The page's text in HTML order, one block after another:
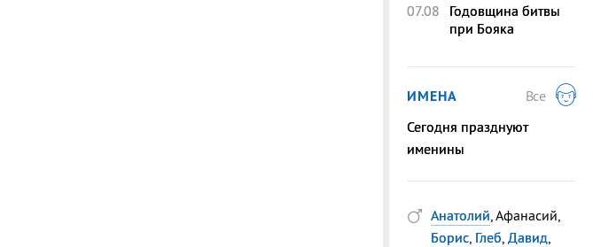
07.08
Годовщина битвы
при Бояка
ИМЕНА
Все
Сегодня празднуют
именины
Анатолий, Афанасий,
Борис, Глеб, Давид,